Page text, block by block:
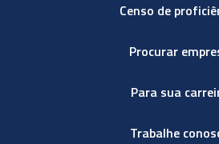
Censo de
Procurar
Para sua
Trabalhe